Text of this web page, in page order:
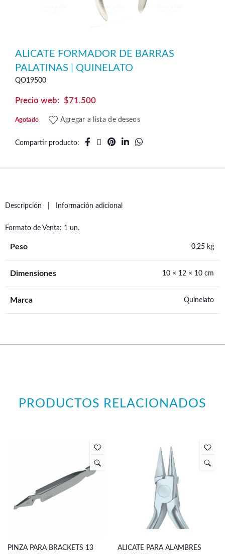
ALICATE FORMADOR DE BARRAS
PALATINAS | QUINELATO
QO19500
$71.500
Agotado Agregar a lista de deseos
Compartir producto
Descripción Información adicional
Formato de Venta: 1 un.
Peso 0,25 kg
Dimensiones 10 × 12 × 10 cm
Marca Quinelato
PRODUCTOS RELACIONADOS
PINZA PARA BRACKETS 13
ALICATE PARA ALAMBRES